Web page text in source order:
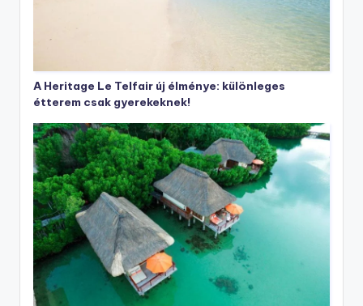
A Heritage Le Telfair új élménye: különleges
étterem csak gyerekeknek!